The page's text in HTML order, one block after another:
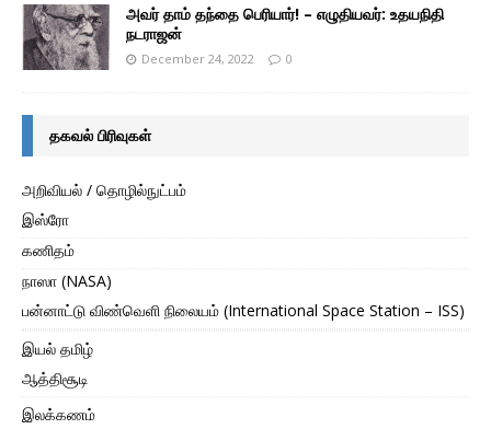
அவர் தாம் தந்தை பெரியார்! – எழுதியவர்: உதயநிதி
நடராஜன்
December 24, 2022 0
தகவல் பிரிவுகள்
அறிவியல் / தொழில்நுட்பம்
இஸ்ரோ
கணிதம்
நாஸா (NASA)
பன்னாட்டு விண்வெளி நிலையம் (International Space Station – ISS)
இயல் தமிழ்
ஆத்திசூடி
இலக்கணம்